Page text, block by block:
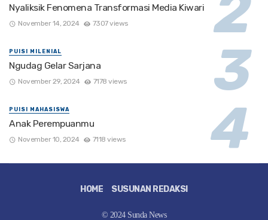
Nyaliksik Fenomena Transformasi Media Kiwari
November 14, 2024 7307 views
PUISI MILENIAL
Ngudag Gelar Sarjana
November 29, 2024 7178 views
PUISI MAHASISWA
Anak Perempuanmu
November 10, 2024 7118 views
HOME SUSUNAN REDAKSI
© 2024 Sunda News